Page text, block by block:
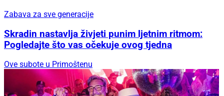
Zabava za sve generacije
Skradin nastavlja živjeti punim ljetnim ritmom:
Pogledajte što vas očekuje ovog tjedna
Ove subote u Primoštenu